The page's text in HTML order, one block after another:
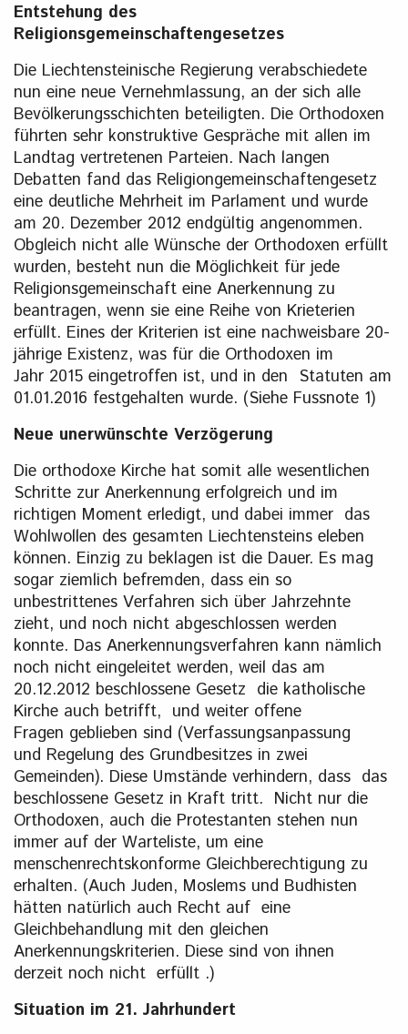
Entstehung des
Religionsgemeinschaftengesetzes
Die Liechtensteinische Regierung verabschiedete
nun eine neue Vernehmlassung, an der sich alle
Bevölkerungsschichten beteiligten. Die Orthodoxen
führten sehr konstruktive Gespräche mit allen im
Landtag vertretenen Parteien. Nach langen
Debatten fand das Religiongemeinschaftengesetz
eine deutliche Mehrheit im Parlament und wurde
am 20. Dezember 2012 endgültig angenommen.
Obgleich nicht alle Wünsche der Orthodoxen erfüllt
wurden, besteht nun die Möglichkeit für jede
Religionsgemeinschaft eine Anerkennung zu
beantragen, wenn sie eine Reihe von Krieterien
erfüllt. Eines der Kriterien ist eine nachweisbare 20-
jährige Existenz, was für die Orthodoxen im
Jahr 2015 eingetroffen ist, und in den Statuten am
01.01.2016 festgehalten wurde. (Siehe Fussnote 1)
Neue unerwünschte Verzögerung
Die orthodoxe Kirche hat somit alle wesentlichen
Schritte zur Anerkennung erfolgreich und im
richtigen Moment erledigt, und dabei immer das
Wohlwollen des gesamten Liechtensteins eleben
können. Einzig zu beklagen ist die Dauer. Es mag
sogar ziemlich befremden, dass ein so
unbestrittenes Verfahren sich über Jahrzehnte
zieht, und noch nicht abgeschlossen werden
konnte. Das Anerkennungsverfahren kann nämlich
noch nicht eingeleitet werden, weil das am
20.12.2012 beschlossene Gesetz die katholische
Kirche auch betrifft, und weiter offene
Fragen geblieben sind (Verfassungsanpassung
und Regelung des Grundbesitzes in zwei
Gemeinden). Diese Umstände verhindern, dass das
beschlossene Gesetz in Kraft tritt. Nicht nur die
Orthodoxen, auch die Protestanten stehen nun
immer auf der Warteliste, um eine
menschenrechtskonforme Gleichberechtigung zu
erhalten. (Auch Juden, Moslems und Budhisten
hätten natürlich auch Recht auf eine
Gleichbehandlung mit den gleichen
Anerkennungskriterien. Diese sind von ihnen
derzeit noch nicht erfüllt .)
Situation im 21. Jahrhundert